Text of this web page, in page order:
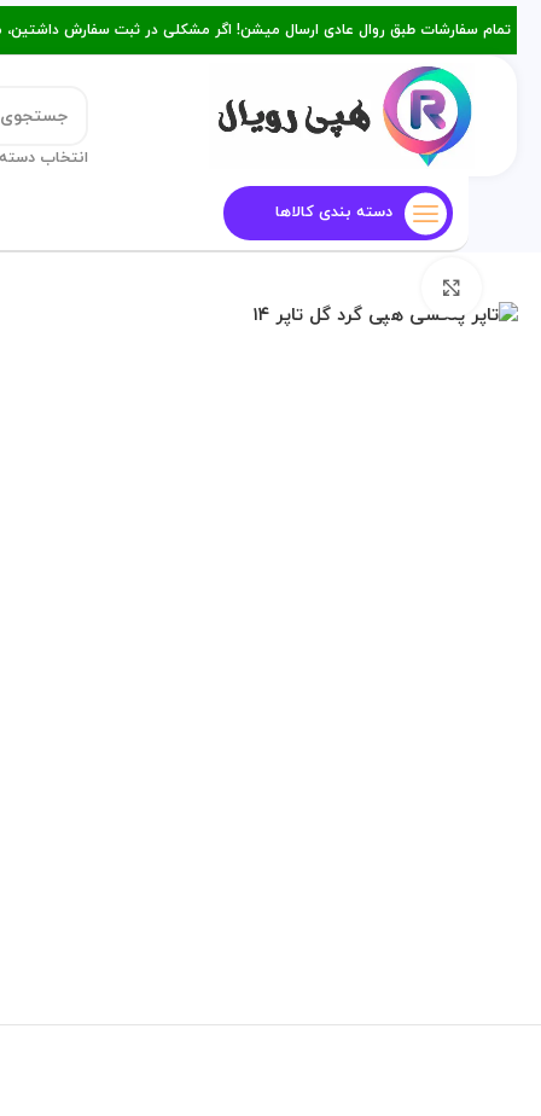
تمام سفارشات طبق روال عادی ارسال میشن! اگر مشکلی در ثبت سفارش داشتین، میتونین با ۰۹۳۸۲۱۵۳۴۷۸ از طریق روبیکا یا تماس
انتخاب
دسته بندی کالاها